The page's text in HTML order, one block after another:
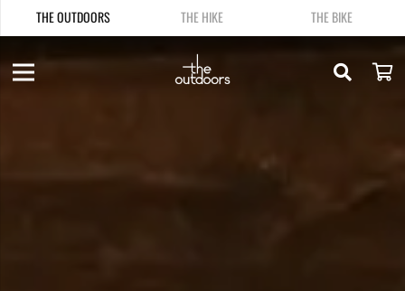
THE OUTDOORS THE HIKE THE BIKE